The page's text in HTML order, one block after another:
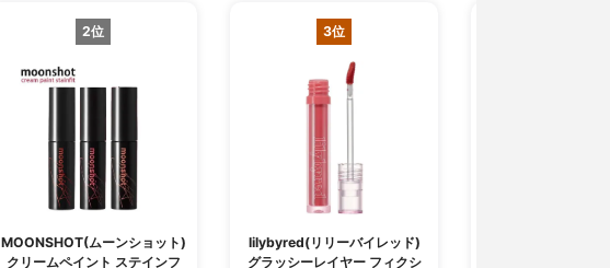
2位
MOONSHOT(ムーンショット)
クリームペイント ステインフ
3位
lilybyred(リリーバイレッド)
グラッシーレイヤー フィクシ